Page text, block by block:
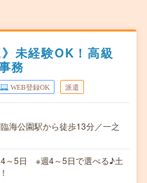
未経験OK！高級
務
WEB登録OK 派遣
海公園駅から徒歩13分／一之
4～5日 ※週4～5日で選べる♪土